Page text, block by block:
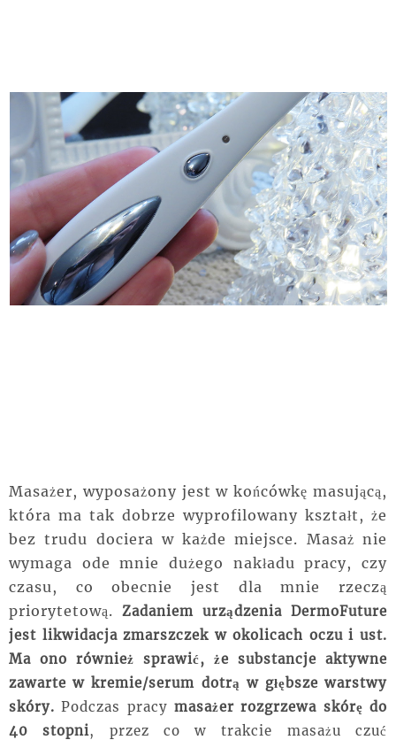
Masażer, wyposażony jest w końcówkę masującą,
która ma tak dobrze wyprofilowany kształt, że
bez trudu dociera w każde miejsce. Masaż nie
wymaga ode mnie dużego nakładu pracy, czy
czasu, co obecnie jest dla mnie rzeczą
priorytetową. Zadaniem urządzenia DermoFuture
jest likwidacja zmarszczek w okolicach oczu i ust.
Ma ono również sprawić, że substancje aktywne
zawarte w kremie/serum dotrą w głębsze warstwy
skóry.Podczas pracymasażer rozgrzewa skórę do
40 stopni, przez co w trakcie masażu czuć